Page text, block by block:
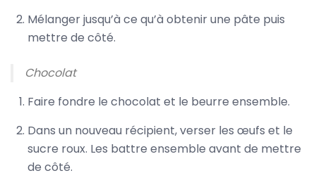
Mélanger jusqu’à ce qu’à obtenir une pâte puis
mettre de côté.
Chocolat
Faire fondre le chocolat et le beurre ensemble.
Dans un nouveau récipient, verser les œufs et le
sucre roux. Les battre ensemble avant de mettre
de côté.